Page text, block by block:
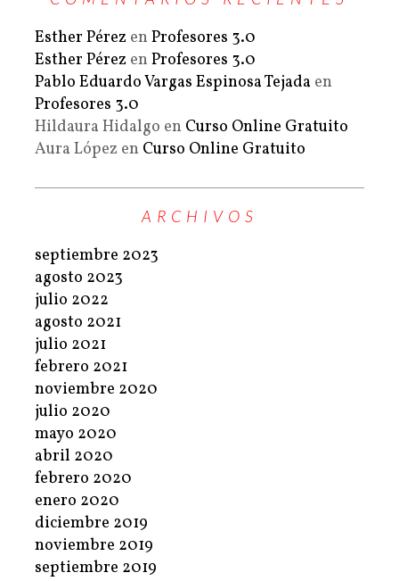
Esther Pérez en Profesores 3.0
Esther Pérez en Profesores 3.0
Pablo Eduardo Vargas Espinosa Tejada en
Profesores 3.0
Hildaura Hidalgo en Curso Online Gratuito
Aura López en Curso Online Gratuito
ARCHIVOS
septiembre 2023
agosto 2023
julio 2022
agosto 2021
julio 2021
febrero 2021
noviembre 2020
julio 2020
mayo 2020
abril 2020
febrero 2020
enero 2020
diciembre 2019
noviembre 2019
septiembre 2019